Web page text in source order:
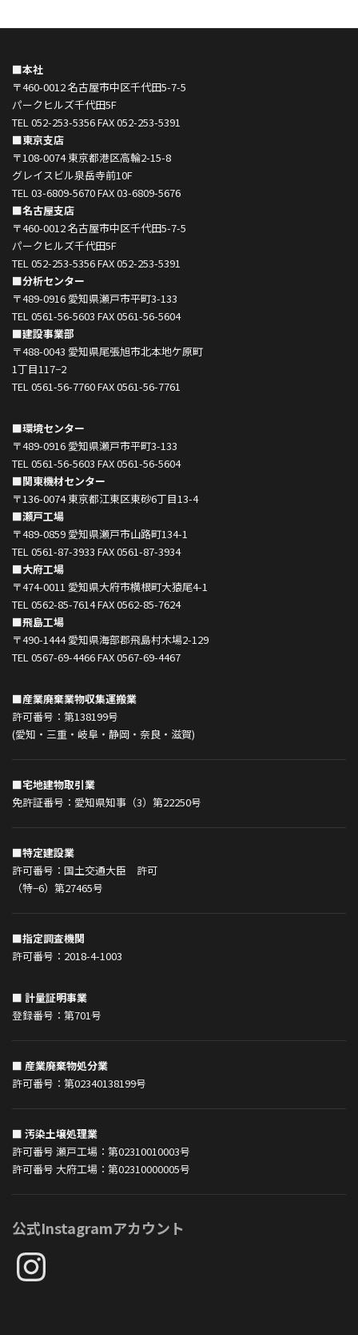
■本社
〒460-0012 名古屋市中区千代田5-7-5
パークヒルズ千代田5F
TEL 052-253-5356 FAX 052-253-5391
■東京支店
〒108-0074 東京都港区高輪2-15-8
グレイスビル泉岳寺前10F
TEL 03-6809-5670 FAX 03-6809-5676
■名古屋支店
〒460-0012 名古屋市中区千代田5-7-5
パークヒルズ千代田5F
TEL 052-253-5356 FAX 052-253-5391
■分析センター
〒489-0916 愛知県瀬戸市平町3-133
TEL 0561-56-5603 FAX 0561-56-5604
■建設事業部
〒488-0043 愛知県尾張旭市北本地ケ原町
1丁目117−2
TEL 0561-56-7760 FAX 0561-56-7761
■環境センター
〒489-0916 愛知県瀬戸市平町3-133
TEL 0561-56-5603 FAX 0561-56-5604
■関東機材センター
〒136-0074 東京都江東区東砂6丁目13-4
■瀬戸工場
〒489-0859 愛知県瀬戸市山路町134-1
TEL 0561-87-3933 FAX 0561-87-3934
■大府工場
〒474-0011 愛知県大府市横根町大猿尾4-1
TEL 0562-85-7614 FAX 0562-85-7624
■飛島工場
〒490-1444 愛知県海部郡飛島村木場2-129
TEL 0567-69-4466 FAX 0567-69-4467
■産業廃棄業物収集運搬業
許可番号：第138199号
(愛知・三重・岐阜・静岡・奈良・滋賀)
■宅地建物取引業
免許証番号：愛知県知事（3）第22250号
■特定建設業
許可番号：国土交通大臣 許可
（特−6）第27465号
■指定調査機関
許可番号：2018-4-1003
■ 計量証明事業
登録番号：第701号
■ 産業廃棄物処分業
許可番号：第02340138199号
■ 汚染土壌処理業
許可番号 瀬戸工場：第02310010003号
許可番号 大府工場：第02310000005号
公式Instagramアカウント
Instagram